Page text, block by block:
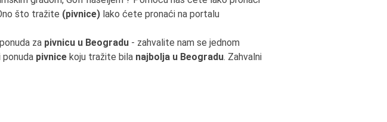
što tražite (pivnice) lako ćete pronaći na portalu
za pivnicu u Beogradu - zahvalite nam se jednom
pivnice koju tražite bila najbolja u Beogradu. Zahvalni